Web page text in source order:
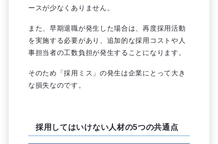
ースが少なくありません。
また、早期退職が発生した場合は、再度採用活動
を実施する必要があり、追加的な採用コストや人
事担当者の工数負担が発生することになります。
そのため「採用ミス」の発生は企業にとって大き
な損失なのです。
採用してはいけない人材の5つの共通点